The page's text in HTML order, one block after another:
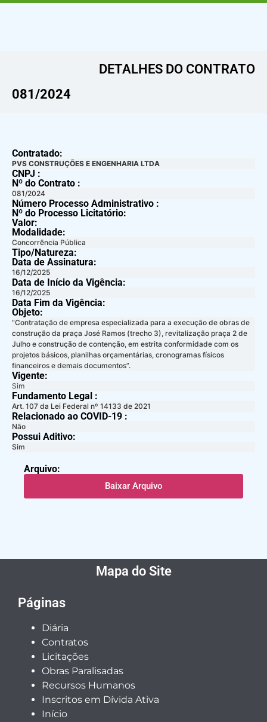
DETALHES DO CONTRATO​
081/2024
Contratado:
PVS CONSTRUÇÕES E ENGENHARIA LTDA
CNPJ :
Nº do Contrato :
081/2024
Número Processo Administrativo :
Nº do Processo Licitatório:
Valor:
Modalidade:
Concorrência Pública
Tipo/Natureza:
Data de Assinatura:
16/12/2025
Data de Início da Vigência:
16/12/2025
Data Fim da Vigência:
Objeto:
“Contratação de empresa especializada para a execução de obras de
construção da praça José Ramos (trecho 3), revitalização praça 2 de
Julho e construção de contenção, em estrita conformidade com os
projetos básicos, planilhas orçamentárias, cronogramas físicos
financeiros e demais documentos”.
Vigente:
Sim
Fundamento Legal :​
Art. 107 da Lei Federal nº 14133 de 2021
Relacionado ao COVID-19 :​
Não
Possui Aditivo:​
Sim
Arquivo:
Baixar Arquivo
Mapa do Site
Páginas
Diária
Contratos
Licitações
Obras Paralisadas
Recursos Humanos
Inscritos em Dívida Ativa
Início